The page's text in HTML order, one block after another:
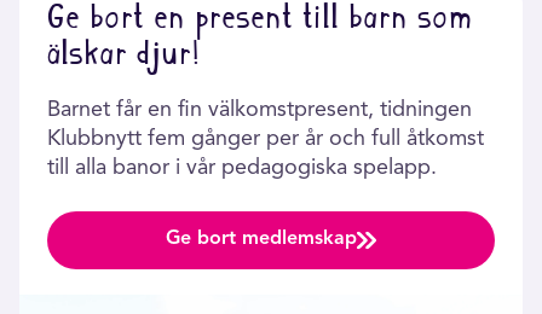
Ge bort en present till barn som
älskar djur!
Barnet får en fin välkomstpresent, tidningen
Klubbnytt fem gånger per år och full åtkomst
till alla banor i vår pedagogiska spelapp.
Ge bort medlemskap